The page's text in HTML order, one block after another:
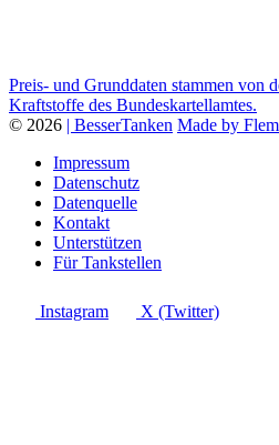
Preis- und Grunddaten stammen von
Kraftstoffe des Bundeskartellamtes.
© 2026 | BesserTanken Made by
Impressum
Datenschutz
Datenquelle
Kontakt
Unterstützen
Für Tankstellen
Instagram X (Twitter)